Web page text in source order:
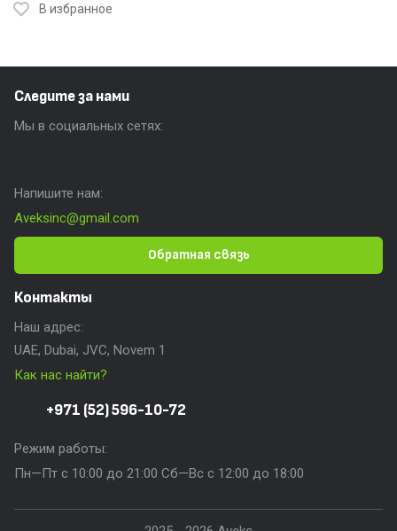
В избранное
Следите за нами
Мы в социальных сетях:
Напишите нам:
Aveksinc@gmail.com
Обратная связь
Контакты
Наш адрес:
UAE, Dubai, JVC, Novem 1
Как нас найти?
+971 (52) 596-10-72
Режим работы:
Пн—Пт с 10:00 до 21:00 Сб—Вс с 12:00 до 18:00